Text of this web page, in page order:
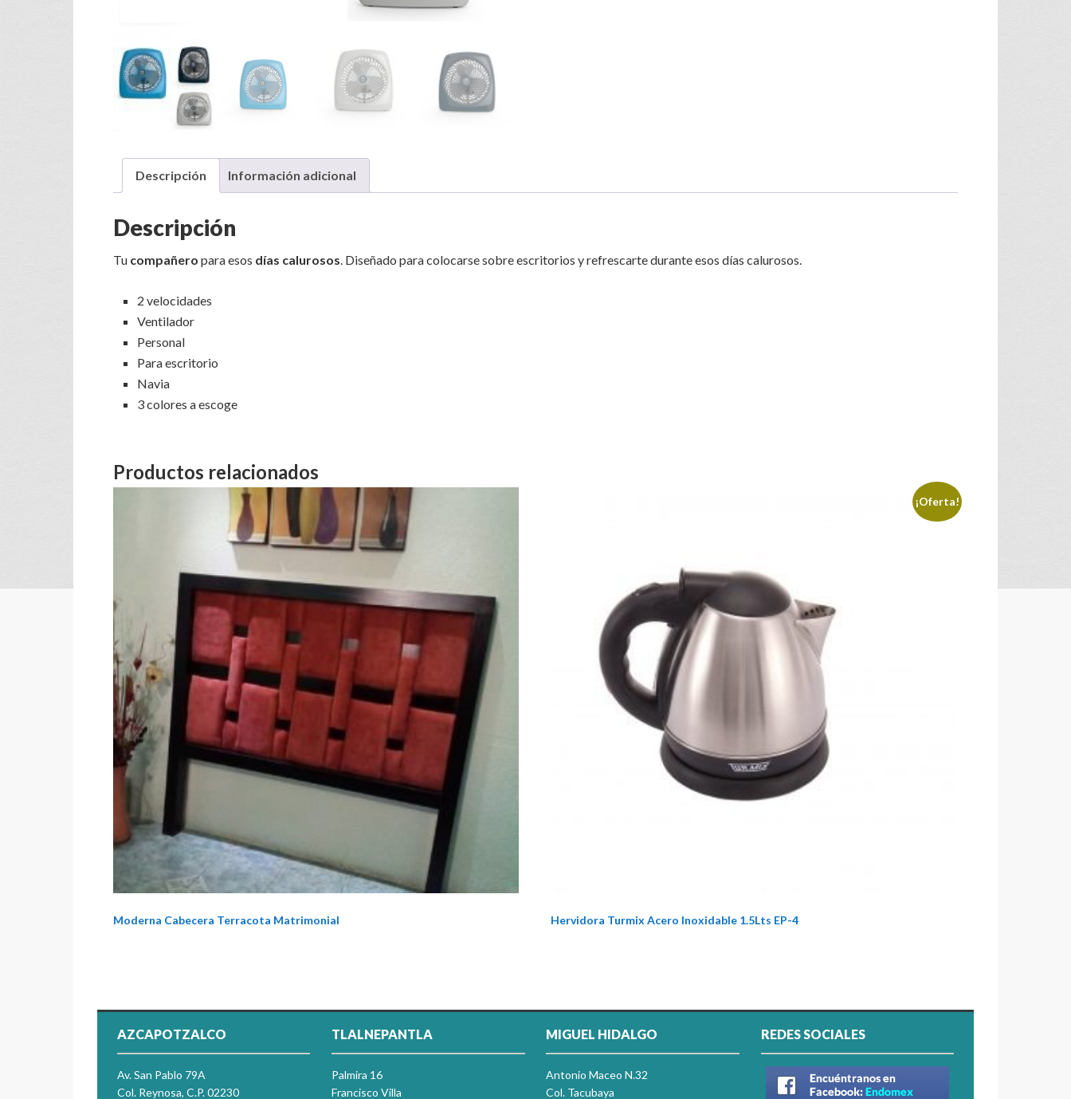
Descripción Información adicional
Descripción
Tu compañero para esos días calurosos. Diseñado para colocarse sobre escritorios y refrescarte durante esos días calurosos.
2 velocidades
​Ventilador
Personal
Para escritorio
​Navia
3 colores a escoge
Productos relacionados
Moderna Cabecera Terracota Matrimonial
¡Oferta!
Hervidora Turmix Acero Inoxidable 1.5Lts EP-4
AZCAPOTZALCO
Av. San Pablo 79A
Col. Reynosa, C.P. 02230
TLALNEPANTLA
Palmira 16
Francisco Villa
MIGUEL HIDALGO
Antonio Maceo N.32
Col. Tacubaya
REDES SOCIALES